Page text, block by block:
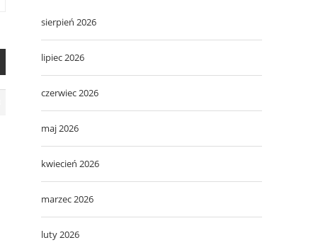
sierpień 2026
lipiec 2026
czerwiec 2026
maj 2026
kwiecień 2026
marzec 2026
luty 2026